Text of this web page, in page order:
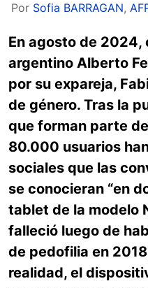
Por Sofia BARRAGAN,
En agosto de 2024,
argentino Alberto
por su expareja,
de género. Tras la
que forman parte
80.000 usuarios
sociales que las
se conocieran “en
tablet de la modelo
falleció luego de
de pedofilia en
realidad, el